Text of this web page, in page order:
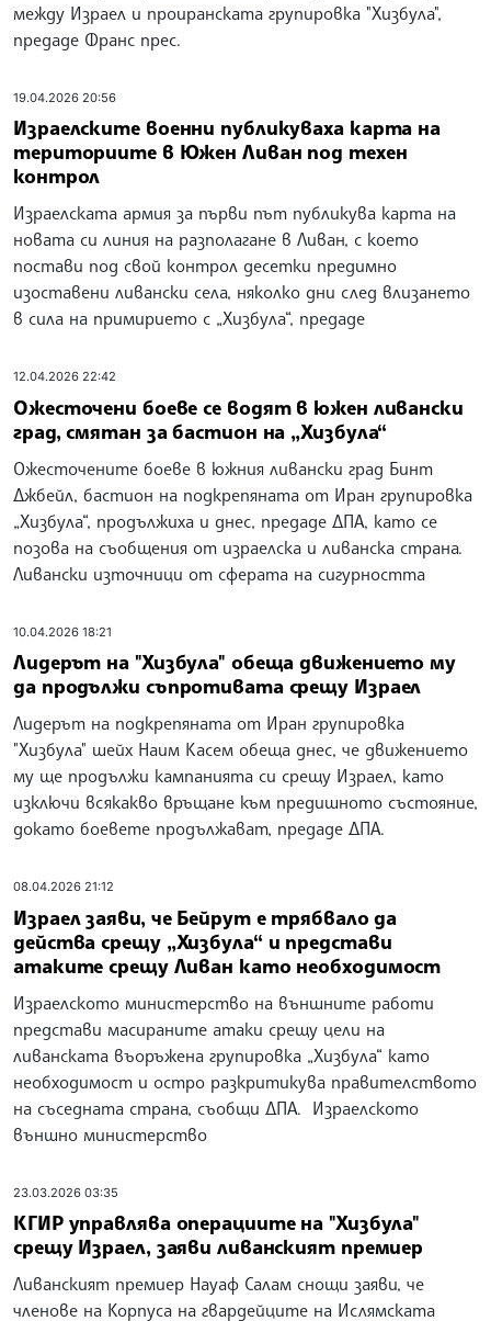
между Израел и проиранската групировка "Хизбула",
предаде Франс прес.
19.04.2026 20:56
Израелските военни публикуваха карта на
териториите в Южен Ливан под техен
контрол
Израелската армия за първи път публикува карта на
новата си линия на разполагане в Ливан, с което
постави под свой контрол десетки предимно
изоставени ливански села, няколко дни след влизането
в сила на примирието с „Хизбула“, предаде
12.04.2026 22:42
Ожесточени боеве се водят в южен ливански
град, смятан за бастион на „Хизбула“
Ожесточените боеве в южния ливански град Бинт
Джбейл, бастион на подкрепяната от Иран групировка
„Хизбула“, продължиха и днес, предаде ДПА, като се
позова на съобщения от израелска и ливанска страна.
Ливански източници от сферата на сигурността
10.04.2026 18:21
Лидерът на "Хизбула" обеща движението му
да продължи съпротивата срещу Израел
Лидерът на подкрепяната от Иран групировка
"Хизбула" шейх Наим Касем обеща днес, че движението
му ще продължи кампанията си срещу Израел, като
изключи всякакво връщане към предишното състояние,
докато боевете продължават, предаде ДПА.
08.04.2026 21:12
Израел заяви, че Бейрут е трябвало да
действа срещу „Хизбула“ и представи
атаките срещу Ливан като необходимост
Израелското министерство на външните работи
представи масираните атаки срещу цели на
ливанската въоръжена групировка „Хизбула“ като
необходимост и остро разкритикува правителството
на съседната страна, съобщи ДПА. Израелското
външно министерство
23.03.2026 03:35
КГИР управлява операциите на "Хизбула"
срещу Израел, заяви ливанският премиер
Ливанският премиер Науаф Салам снощи заяви, че
членове на Корпуса на гвардейците на Ислямската